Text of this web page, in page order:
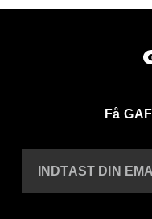
Få
INDTAST DIN